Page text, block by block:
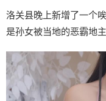
洛关县晚上新增了一个
是孙女被当地的恶霸地